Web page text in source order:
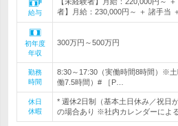
給与
者】月給：230,000円～ ＋ 諸手当
初年度
年収
300万円～500万円
勤務
時間
8:30～17:30（実働時間8時間）※
働7.5時間）# ［P…
休日
休暇
* 週休2日制（基本土日休み／祝日
の場合あり ※社内カレンダーによ